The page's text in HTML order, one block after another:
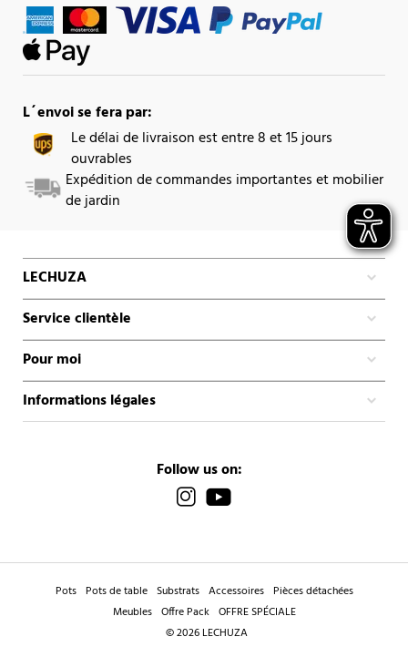
L´envoi se fera par:
Le délai de livraison est entre 8 et 15 jours
ouvrables
Expédition de commandes importantes et mobilier
de jardin
LECHUZA
Service clientèle
Pour moi
Informations légales
Follow us on:
Pots Pots de table Substrats Accessoires Pièces détachées
Meubles Offre Pack OFFRE SPÉCIALE
© 2026 LECHUZA